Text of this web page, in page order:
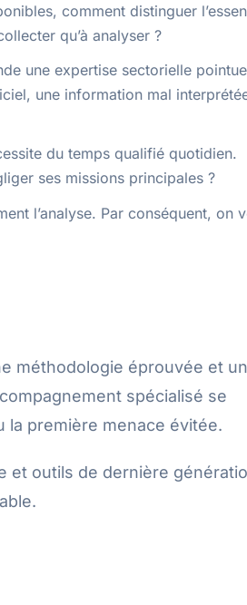
comment distinguer
qu’à analyser ?
une expertise sectorielle
une information mal
du temps qualifié quotidien.
ses missions principales ?
l’analyse. Par conséquent, on
méthodologie éprouvée et un
spécialisé se
première menace évitée.
et outils de dernière